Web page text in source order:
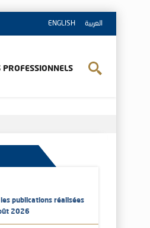
ENGLISH العربية
PROFESSIONNELS
publications réalisées
2026